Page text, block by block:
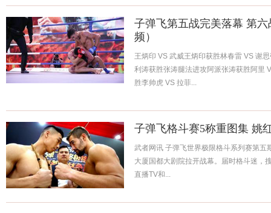
子弹飞第五战完美落幕 第
频）
王炳印 VS 武威王炳印获胜林春雷 VS 谢
利涛获胜张涛腿法进攻阿派张涛获胜阿里
胜李帅虎 VS 拉菲...
子弹飞格斗赛5称重图集 姚
武者网讯 子弹飞世界极限格斗系列赛第
大厦国都大剧院拉开战幕。届时格斗迷，
直播TV和...